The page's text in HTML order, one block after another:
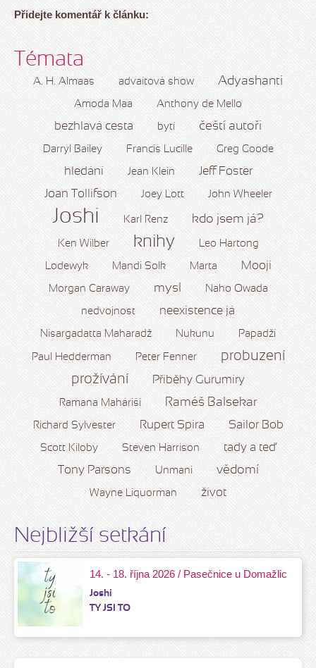
Přidejte komentář k článku:
Témata
A. H. Almaas advaitová show Adyashanti
Amoda Maa Anthony de Mello
bezhlavá cesta bytí čeští autoři
Darryl Bailey Francis Lucille Greg Goode
hledání Jean Klein Jeff Foster
Joan Tollifson Joey Lott John Wheeler
Joshi Karl Renz kdo jsem já?
Ken Wilber knihy Leo Hartong
Lodewyk Mandi Solk Marta Mooji
Morgan Caraway mysl Naho Owada
nedvojnost neexistence já
Nisargadatta Maharadž Nukunu Papadží
Paul Hedderman Peter Fenner
probuzení
prožívání
Příběhy Gurumíry
Ramana Maháriši Raméš Balsekar
Richard Sylvester Rupert Spira Sailor Bob
Scott Kiloby Steven Harrison tady a teď
Tony Parsons Unmani vědomí
Wayne Liquorman život
Nejbližší setkání
14. - 18. října 2026 / Pasečnice u Domažlic
Joshi
TY JSI TO